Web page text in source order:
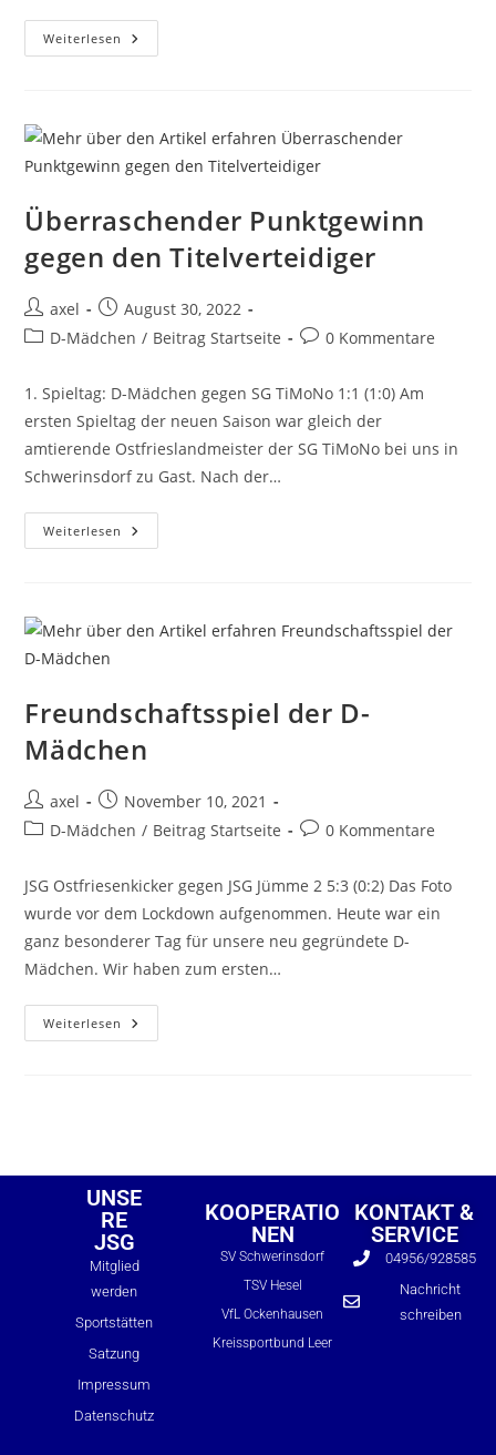
Weiterlesen
Überraschender Punktgewinn
gegen den Titelverteidiger
axel
August 30, 2022
D-Mädchen / Beitrag Startseite 0 Kommentare
1. Spieltag: D-Mädchen gegen SG TiMoNo 1:1 (1:0) Am
ersten Spieltag der neuen Saison war gleich der
amtierende Ostfrieslandmeister der SG TiMoNo bei uns in
Schwerinsdorf zu Gast. Nach der…
Weiterlesen
Freundschaftsspiel der D-
Mädchen
axel
November 10, 2021
D-Mädchen / Beitrag Startseite 0 Kommentare
JSG Ostfriesenkicker gegen JSG Jümme 2 5:3 (0:2) Das Foto
wurde vor dem Lockdown aufgenommen. Heute war ein
ganz besonderer Tag für unsere neu gegründete D-
Mädchen. Wir haben zum ersten…
Weiterlesen
UNSE
RE
JSG
Mitglied
werden
Sportstätten
Satzung
Impressum
Datenschutz
KOOPERATIO
NEN
SV Schwerinsdorf
TSV Hesel
VfL Ockenhausen
Kreissportbund Leer
KONTAKT &
SERVICE
04956/928585
Nachricht
schreiben
Formulare